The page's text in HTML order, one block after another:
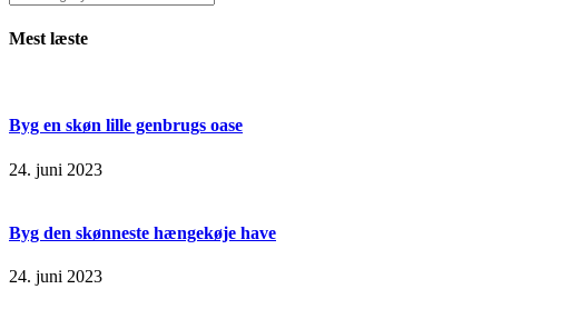
Mest læste
Byg en skøn lille genbrugs oase
24. juni 2023
Byg den skønneste hængekøje have
24. juni 2023